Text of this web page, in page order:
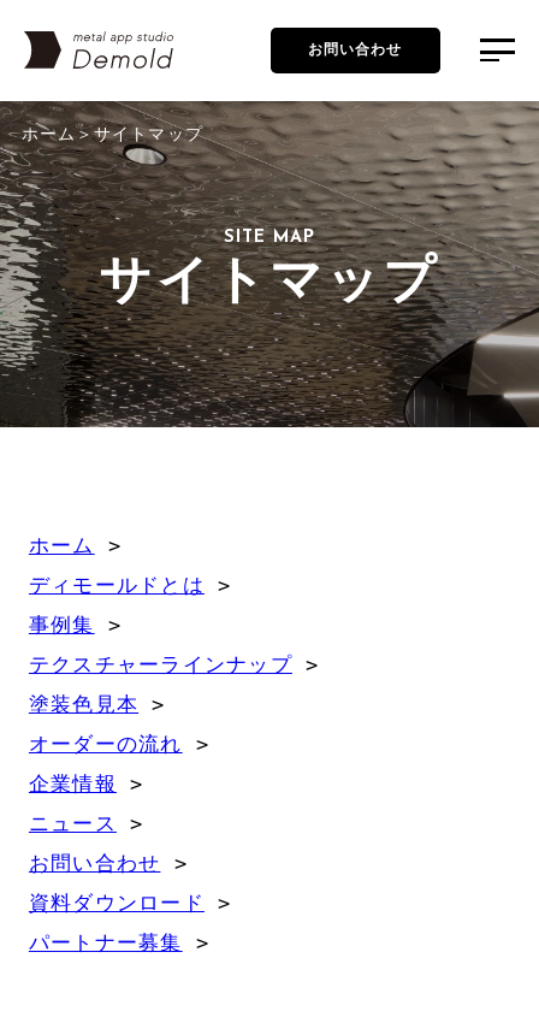
お問い合わせ
ホーム サイトマップ
SITE MAP
サイトマップ
ホーム
>
ディモールドとは >
事例集 >
テクスチャーラインナップ >
塗装色見本
>
オーダーの流れ >
企業情報
>
ニュース
>
お問い合わせ >
資料ダウンロード
>
パートナー募集 >